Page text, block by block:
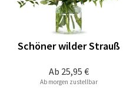
Ab 25,95 €
Schöner wilder Strauß
Ab morgen zustellbar